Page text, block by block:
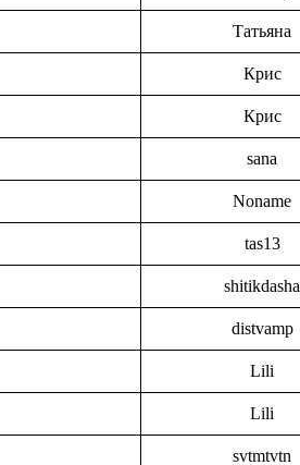
Татьяна
Крис
Крис
sana
Noname
tas13
shitikdasha
distvamp
Lili
Lili
svtmtvtn